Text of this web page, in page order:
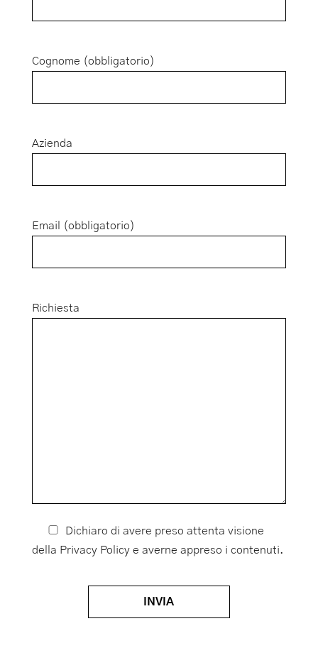
Cognome (obbligatorio)
Azienda
Email (obbligatorio)
Richiesta
Dichiaro di avere preso attenta visione
della Privacy Policye averne appreso i contenuti.